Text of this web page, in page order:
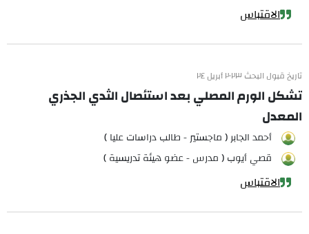
الاقتباس
تاريخ قبول البحث ٢٠٢٣ أبريل ٢٤
تشكل الورم المصلي بعد استئصال الثدي الجذري
المعدل
أحمد الجابر ( ماجستير - طالب دراسات عليا )
قصي أيوب ( مدرس - عضو هيئة تدريسية )
الاقتباس